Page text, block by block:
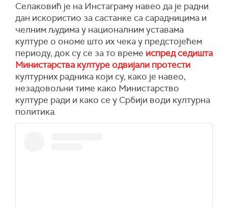
Селаковић је на Инстаграму навео да је радни
дан искористио за састанке са сарадницима и
челним људима у националним уставама
културе о ономе што их чека у предстојећем
периоду, док су се за то време испред седишта
Министарства културе одвијали протести
културних радника који су, како је навео,
незадовољни тиме како Министарство
културе ради и како се у Србији води културна
политика.